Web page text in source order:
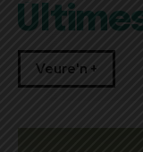
Veure'n +